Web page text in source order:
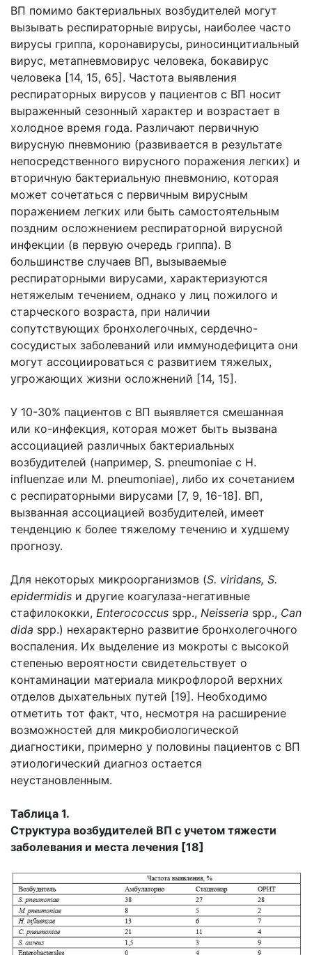
ВП помимо бактериальных возбудителей могут
вызывать респираторные вирусы, наиболее часто
вирусы гриппа, коронавирусы, риносинцитиальный
вирус, метапневмовирус человека, бокавирус
человека [14, 15, 65]. Частота выявления
респираторных вирусов у пациентов с ВП носит
выраженный сезонный характер и возрастает в
холодное время года. Различают первичную
вирусную пневмонию (развивается в результате
непосредственного вирусного поражения легких) и
вторичную бактериальную пневмонию, которая
может сочетаться с первичным вирусным
поражением легких или быть самостоятельным
поздним осложнением респираторной вирусной
инфекции (в первую очередь гриппа). В
большинстве случаев ВП, вызываемые
респираторными вирусами, характеризуются
нетяжелым течением, однако у лиц пожилого и
старческого возраста, при наличии
сопутствующих бронхолегочных, сердечно-
сосудистых заболеваний или иммунодефицита они
могут ассоциироваться с развитием тяжелых,
угрожающих жизни осложнений [14, 15].
У 10-30% пациентов с ВП выявляется смешанная
или ко-инфекция, которая может быть вызвана
ассоциацией различных бактериальных
возбудителей (например, S. pneumoniae с H.
influenzae или M. pneumoniae), либо их сочетанием
с респираторными вирусами [7, 9, 16-18]. ВП,
вызванная ассоциацией возбудителей, имеет
тенденцию к более тяжелому течению и худшему
прогнозу.
Для некоторых микроорганизмов (S. viridans, S.
epidermidis и другие коагулаза-негативные
стафилококки, Enterococcus spp., Neisseria spp., Can
dida spp.) нехарактерно развитие бронхолегочного
воспаления. Их выделение из мокроты с высокой
степенью вероятности свидетельствует о
контаминации материала микрофлорой верхних
отделов дыхательных путей [19]. Необходимо
отметить тот факт, что, несмотря на расширение
возможностей для микробиологической
диагностики, примерно у половины пациентов с ВП
этиологический диагноз остается
неустановленным.
Таблица 1.
Структура возбудителей ВП c учетом тяжести
заболевания и места лечения [18]